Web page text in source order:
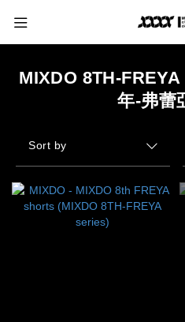
MIXDO 8TH-
年-弗蕾
Sort by